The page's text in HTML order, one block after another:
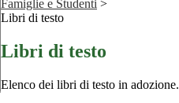
Famiglie e Studenti >
Libri di testo
Libri di testo
Elenco dei libri di testo in adozione.